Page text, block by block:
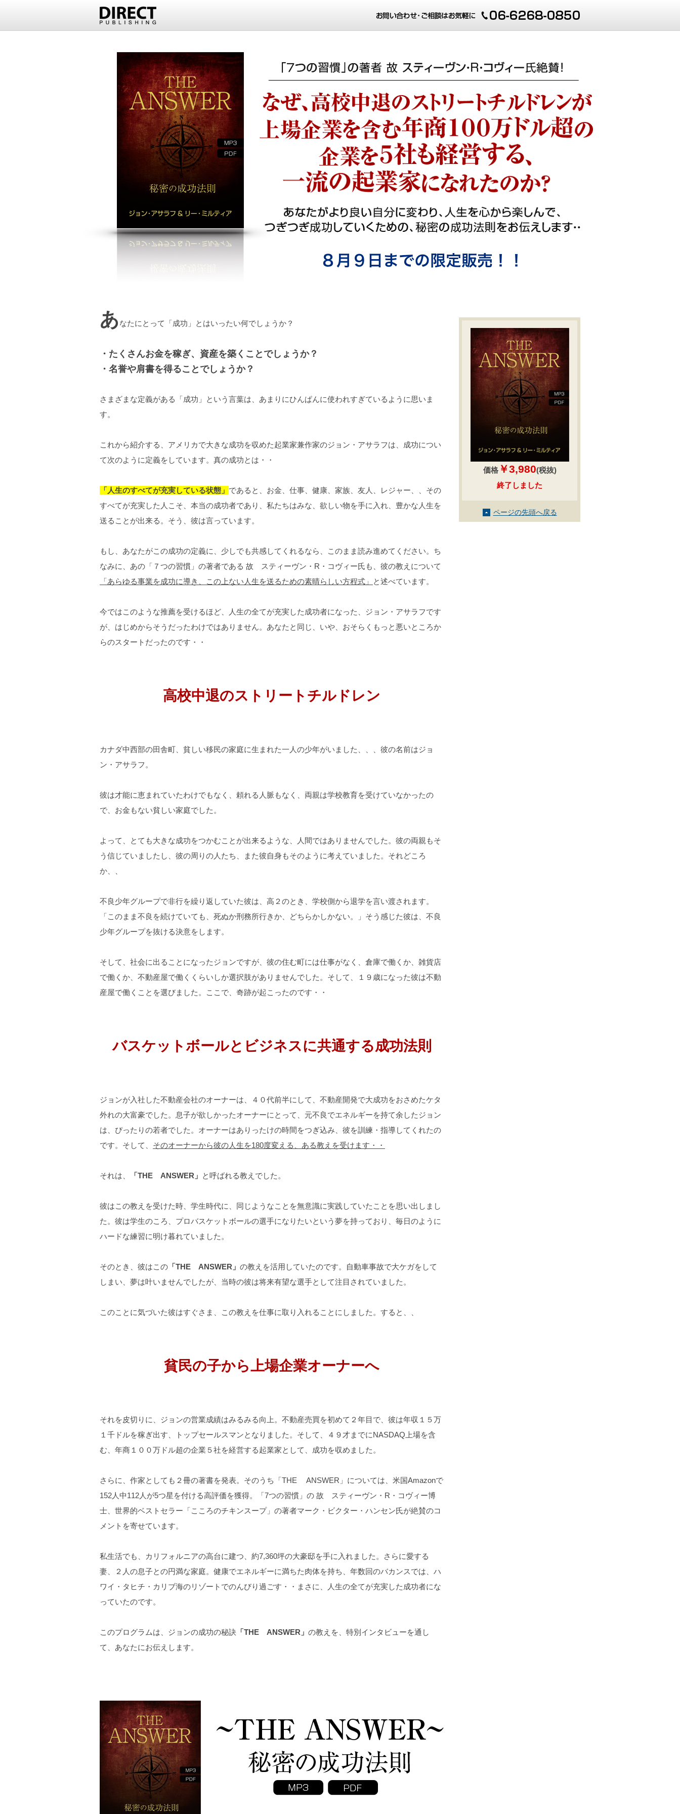
あなたにとって「成功」とはいったい何でしょうか？
・たくさんお金を稼ぎ、資産を築くことでしょうか？
・名誉や肩書を得ることでしょうか？
さまざまな定義がある「成功」という言葉は、あまりにひんぱんに使われすぎているように思いま
す。
これから紹介する、アメリカで大きな成功を収めた起業家兼作家のジョン・アサラフは、成功につい
て次のように定義をしています。真の成功とは・・
「人生のすべてが充実している状態」 であると、お金、仕事、健康、家族、友人、レジャー、、その
すべてが充実した人こそ、本当の成功者であり、私たちはみな、欲しい物を手に入れ、豊かな人生を
送ることが出来る。そう、彼は言っています。
もし、あなたがこの成功の定義に、少しでも共感してくれるなら、このまま読み進めてください。ち
なみに、あの「７つの習慣」の著者である 故 スティーヴン・R・コヴィー氏も、彼の教えについて
「あらゆる事業を成功に導き、この上ない人生を送るための素晴らしい方程式」
と述べています。
今ではこのような推薦を受けるほど、人生の全てが充実した成功者になった、ジョン・アサラフです
が、はじめからそうだったわけではありません。あなたと同じ、いや、おそらくもっと悪いところか
らのスタートだったのです・・
高校中退のストリートチルドレン
カナダ中西部の田舎町、貧しい移民の家庭に生まれた一人の少年がいました、、、彼の名前はジョ
ン・アサラフ。
彼は才能に恵まれていたわけでもなく、頼れる人脈もなく、両親は学校教育を受けていなかったの
で、お金もない貧しい家庭でした。
よって、とても大きな成功をつかむことが出来るような、人間ではありませんでした。彼の両親もそ
う信じていましたし、彼の周りの人たち、また彼自身もそのように考えていました。それどころ
か、、
不良少年グループで非行を繰り返していた彼は、高２のとき、学校側から退学を言い渡されます。
「このまま不良を続けていても、死ぬか刑務所行きか、どちらかしかない。」そう感じた彼は、不良
少年グループを抜ける決意をします。
そして、社会に出ることになったジョンですが、彼の住む町には仕事がなく、倉庫で働くか、雑貨店
で働くか、不動産屋で働くくらいしか選択肢がありませんでした。そして、１９歳になった彼は不動
産屋で働くことを選びました。ここで、奇跡が起こったのです・・
バスケットボールとビジネスに共通する成功法則
ジョンが入社した不動産会社のオーナーは、４０代前半にして、不動産開発で大成功をおさめたケタ
外れの大富豪でした。息子が欲しかったオーナーにとって、元不良でエネルギーを持て余したジョン
は、ぴったりの若者でした。オーナーはありったけの時間をつぎ込み、彼を訓練・指導してくれたの
です。そして、 そのオーナーから彼の人生を180度変える、ある教えを受けます・・
それは、 「THE ANSWER」 と呼ばれる教えでした。
彼はこの教えを受けた時、学生時代に、同じようなことを無意識に実践していたことを思い出しまし
た。彼は学生のころ、プロバスケットボールの選手になりたいという夢を持っており、毎日のように
ハードな練習に明け暮れていました。
そのとき、彼はこの 「THE ANSWER」 の教えを活用していたのです。自動車事故で大ケガをして
しまい、夢は叶いませんでしたが、当時の彼は将来有望な選手として注目されていました。
このことに気づいた彼はすぐさま、この教えを仕事に取り入れることにしました。すると、、
貧民の子から上場企業オーナーへ
それを皮切りに、ジョンの営業成績はみるみる向上。不動産売買を初めて２年目で、彼は年収１５万
１千ドルを稼ぎ出す、トップセールスマンとなりました。そして、４９才までにNASDAQ上場を含
む、年商１００万ドル超の企業５社を経営する起業家として、成功を収めました。
さらに、作家としても２冊の著書を発表。そのうち「THE ANSWER」については、米国Amazonで
152人中112人が5つ星を付ける高評価を獲得。「7つの習慣」の 故 スティーヴン・R・コヴィー博
士、世界的ベストセラー「こころのチキンスープ」の著者マーク・ビクター・ハンセン氏が絶賛のコ
メントを寄せています。
私生活でも、カリフォルニアの高台に建つ、約7,360坪の大豪邸を手に入れました。さらに愛する
妻、２人の息子との円満な家庭。健康でエネルギーに満ちた肉体を持ち、年数回のバカンスでは、ハ
ワイ・タヒチ・カリブ海のリゾートでのんびり過ごす・・まさに、人生の全てが充実した成功者にな
っていたのです。
このプログラムは、ジョンの成功の秘訣 「THE ANSWER」 の教えを、特別インタビューを通し
て、あなたにお伝えします。
価格￥3,980(税抜)
終了しました
ページの先頭へ戻る